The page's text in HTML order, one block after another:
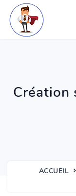
Création
ACCUEIL